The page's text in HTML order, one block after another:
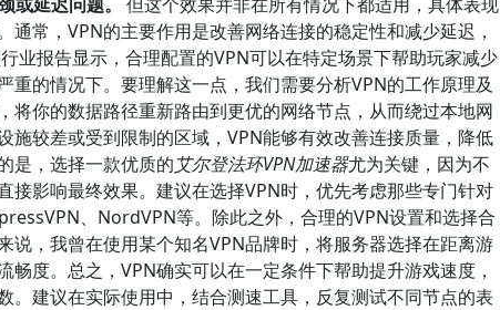
常，VPN的主要作用是改善网络连接的稳定性和减少延迟，
业报告显示，合理配置的VPN可以在特定场景下帮助玩家减少
的情况下。要理解这一点，我们需要分析VPN的工作原理及
将你的数据路径重新路由到更优的网络节点，从而绕过本地网
较差或受到限制的区域，VPN能够有效改善连接质量，降低
是，选择一款优质的艾尔登法环VPN加速器尤为关键，因为不
接影响最终效果。建议在选择VPN时，优先考虑那些专门针对
、NordVPN等。除此之外，合理的VPN设置和选择合
，我曾在使用某个知名VPN品牌时，将服务器选择在距离游
度。总之，VPN确实可以在一定条件下帮助提升游戏速度，
。建议在实际使用中，结合测速工具，反复测试不同节点的表